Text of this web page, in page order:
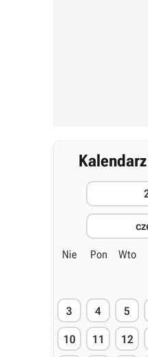
Nie Pon Wto
3 4 5
10 11 12